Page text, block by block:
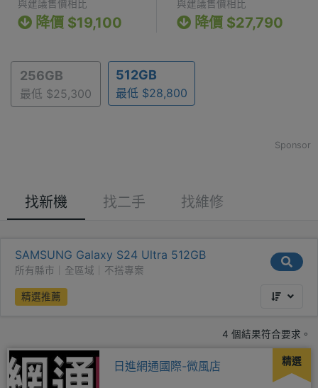
與建議售價相比
降價 $19,100
與建議售價相比
降價 $27,790
256GB
最低 $25,300
512GB
最低 $28,800
Sponsor
找新機 找二手 找維修
SAMSUNG Galaxy S24 Ultra 512GB
所有縣市｜全區域｜不搭專案
精選推薦
4 個結果符合要求。
精選
日進網通國際-微風店